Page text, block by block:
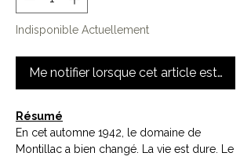
Indisponible Actuellement
Me notifier lorsque cet article est
Résumé
En cet automne 1942, le domaine de
Montillac a bien changé. La vie est dure. Le